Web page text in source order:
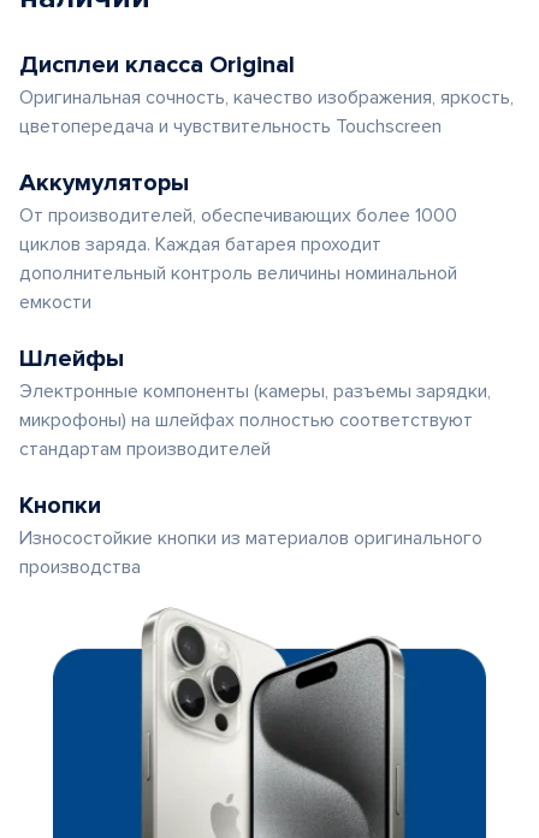
Дисплеи класса Original
Оригинальная сочность, качество изображения, яркость,
цветопередача и чувствительность Touchscreen
Аккумуляторы
От производителей, обеспечивающих более 1000
циклов заряда. Каждая батарея проходит
дополнительный контроль величины номинальной
емкости
Шлейфы
Электронные компоненты (камеры, разъемы зарядки,
микрофоны) на шлейфах полностью соответствуют
стандартам производителей
Кнопки
Износостойкие кнопки из материалов оригинального
производства